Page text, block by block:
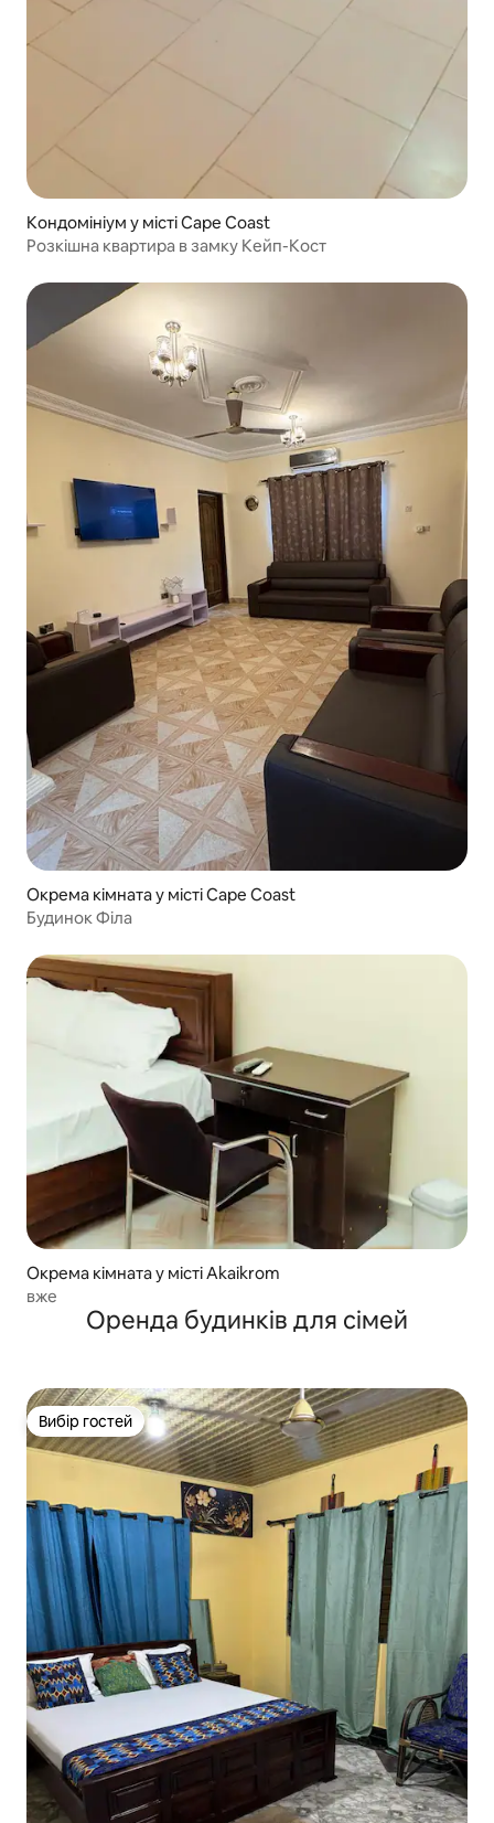
Кондомініум у місті Cape Coast
Розкішна квартира в замку Кейп-Кост
Окрема кімната у місті Cape Coast
Будинок Філа
Окрема кімната у місті Akaikrom
вже
Оренда будинків для сімей
Вибір гостей
Вибір гостей